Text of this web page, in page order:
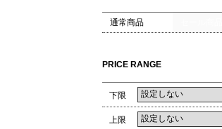
通常商品
PRICE RANGE
下限
上限